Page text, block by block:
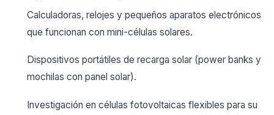
Calculadoras, relojes y pequeños aparatos electrónicos
que funcionan con mini-células solares.
Dispositivos portátiles de recarga solar (power banks y
mochilas con panel solar).
Investigación en células fotovoltaicas flexibles para su